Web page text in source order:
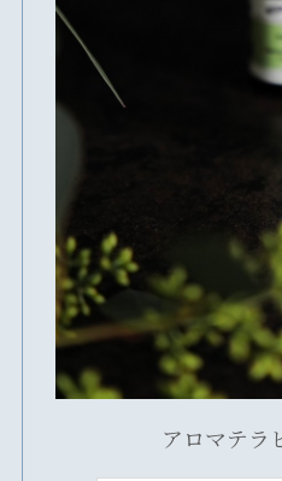
アロマテラ